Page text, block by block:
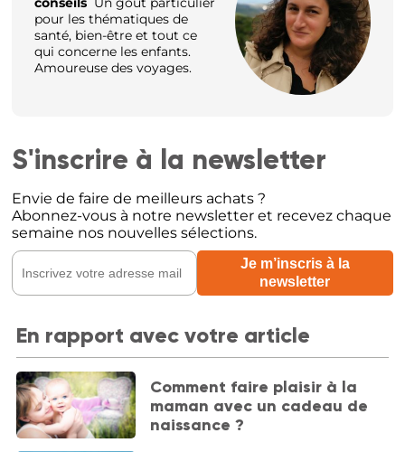
pour les thématiques de
santé, bien-être et tout ce
qui concerne les enfants.
Amoureuse des voyages.
S'inscrire à la newsletter
Envie de faire de meilleurs achats ?
Abonnez-vous à notre newsletter et recevez chaque
semaine nos nouvelles sélections.
En rapport avec votre article
Comment faire plaisir à la
maman avec un cadeau de
naissance ?